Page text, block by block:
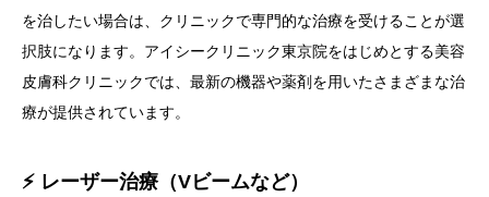
を治したい場合は、クリニックで専門的な治療を受けることが選
択肢になります。アイシークリニック東京院をはじめとする美容
皮膚科クリニックでは、最新の機器や薬剤を用いたさまざまな治
療が提供されています。
⚡ レーザー治療（Vビームなど）